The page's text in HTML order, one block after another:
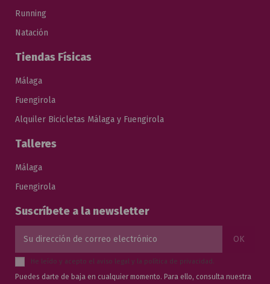
Running
Natación
Tiendas Físicas
Málaga
Fuengirola
Alquiler Bicicletas Málaga y Fuengirola
Talleres
Málaga
Fuengirola
Suscríbete a la newsletter
He leído y acepto el aviso legal y la política de privacidad.
Puedes darte de baja en cualquier momento. Para ello, consulta nuestra